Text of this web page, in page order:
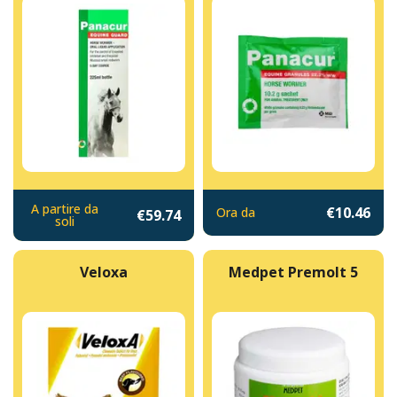
A partire da
soli €59.74 Ora da €10.46
Veloxa Medpet Premolt 5